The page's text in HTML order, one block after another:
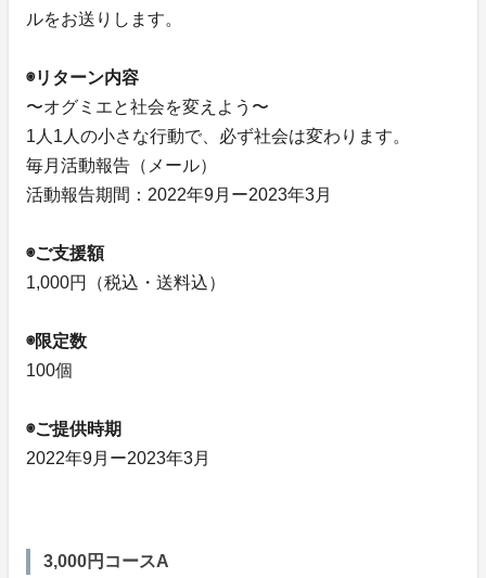
ルをお送りします。
◉リターン内容
〜オグミエと社会を変えよう〜
1人1人の小さな行動で、必ず社会は変わります。
毎月活動報告（メール）
活動報告期間：2022年9月ー2023年3月
◉ご支援額
1,000円（税込・送料込）
◉限定数
100個
◉ご提供時期
2022年9月ー2023年3月
3,000円コースA